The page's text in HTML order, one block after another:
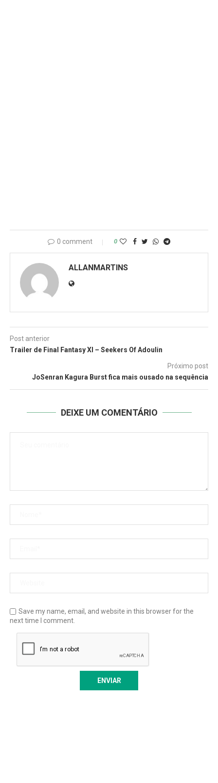
0 comment 0
ALLANMARTINS
Post anterior
Trailer de Final Fantasy XI – Seekers Of Adoulin
Próximo post
JoSenran Kagura Burst fica mais ousado na sequência
DEIXE UM COMENTÁRIO
Save my name, email, and website in this browser for the
next time I comment.